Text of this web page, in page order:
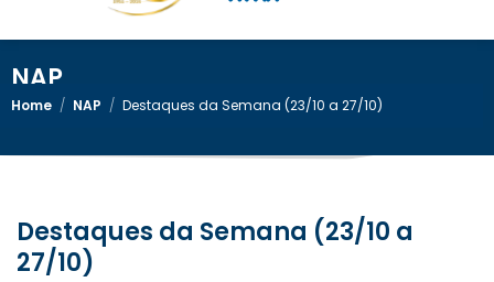
NAP
Home / NAP / Destaques da Semana (23/10 a 27/10)
Destaques da Semana (23/10 a
27/10)